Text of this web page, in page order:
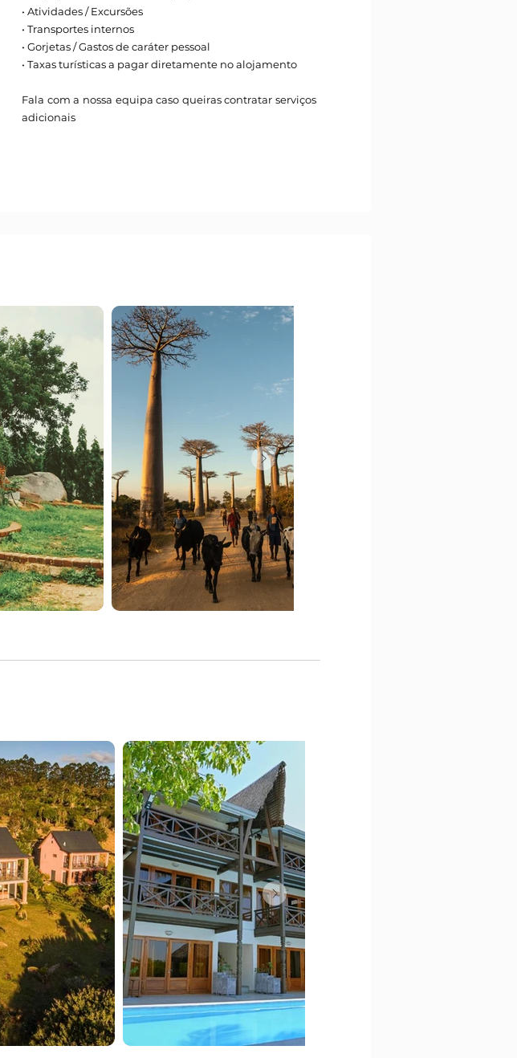
• Atividades / Excursões
• Transportes internos
• Gorjetas / Gastos de caráter pessoal
• Taxas turísticas a pagar diretamente no alojamento
Fala com a nossa equipa caso queiras contratar serviços
adicionais